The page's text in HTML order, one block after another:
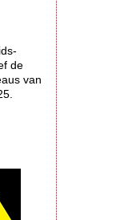
de
van